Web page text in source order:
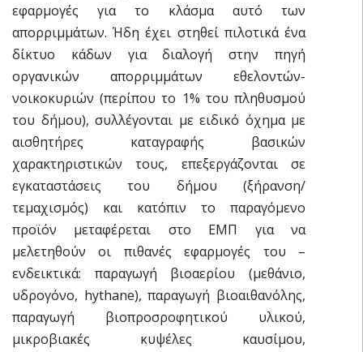
εφαρμογές για το κλάσμα αυτό των
απορριμμάτων. Ήδη έχει στηθεί πιλοτικά ένα
δίκτυο κάδων για διαλογή στην πηγή
οργανικών απορριμμάτων εθελοντών-
νοικοκυριών (περίπου το 1% του πληθυσμού
του δήμου), συλλέγονται με ειδικό όχημα με
αισθητήρες καταγραφής βασικών
χαρακτηριστικών τους, επεξεργάζονται σε
εγκαταστάσεις του δήμου (ξήρανση/
τεμαχισμός) και κατόπιν το παραγόμενο
προϊόν μεταφέρεται στο ΕΜΠ για να
μελετηθούν οι πιθανές εφαρμογές του –
ενδεικτικά: παραγωγή βιοαερίου (μεθάνιο,
υδρογόνο, hythane), παραγωγή βιοαιθανόλης,
παραγωγή βιοπροσροφητικού υλικού,
μικροβιακές κυψέλες καυσίμου,